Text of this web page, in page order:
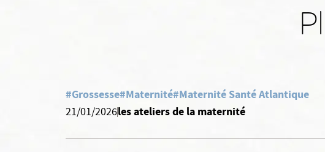
#Grossesse#Maternité#Maternité Santé Atlantique
21/01/2026les ateliers de la maternité